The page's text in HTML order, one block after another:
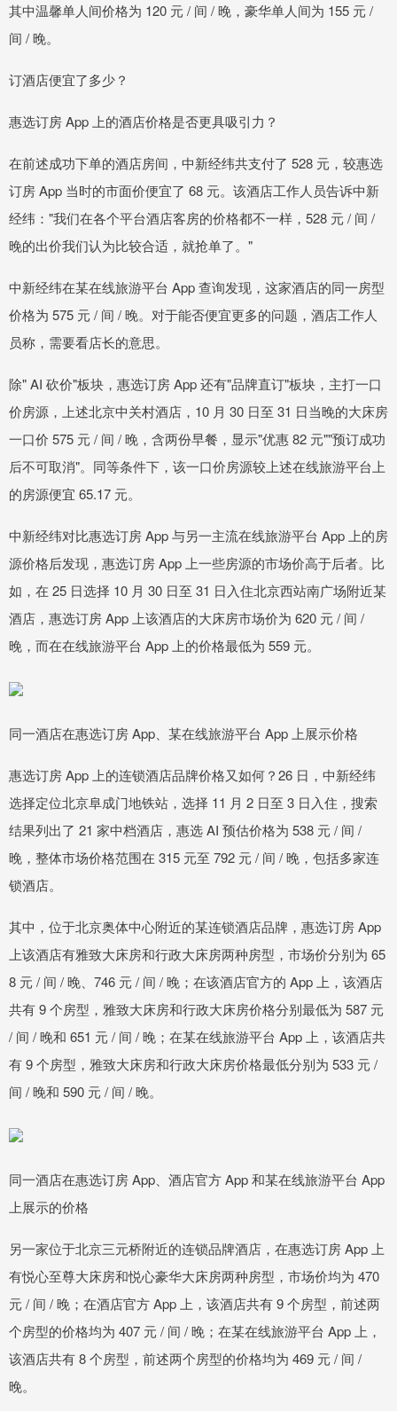
其中温馨单人间价格为 120 元 / 间 / 晚，豪华单人间为 155 元 /
间 / 晚。
订酒店便宜了多少？
惠选订房 App 上的酒店价格是否更具吸引力？
在前述成功下单的酒店房间，中新经纬共支付了 528 元，较惠选
订房 App 当时的市面价便宜了 68 元。该酒店工作人员告诉中新
经纬："我们在各个平台酒店客房的价格都不一样，528 元 / 间 /
晚的出价我们认为比较合适，就抢单了。"
中新经纬在某在线旅游平台 App 查询发现，这家酒店的同一房型
价格为 575 元 / 间 / 晚。对于能否便宜更多的问题，酒店工作人
员称，需要看店长的意思。
除" AI 砍价"板块，惠选订房 App 还有"品牌直订"板块，主打一口
价房源，上述北京中关村酒店，10 月 30 日至 31 日当晚的大床房
一口价 575 元 / 间 / 晚，含两份早餐，显示"优惠 82 元""预订成功
后不可取消"。同等条件下，该一口价房源较上述在线旅游平台上
的房源便宜 65.17 元。
中新经纬对比惠选订房 App 与另一主流在线旅游平台 App 上的房
源价格后发现，惠选订房 App 上一些房源的市场价高于后者。比
如，在 25 日选择 10 月 30 日至 31 日入住北京西站南广场附近某
酒店，惠选订房 App 上该酒店的大床房市场价为 620 元 / 间 /
晚，而在在线旅游平台 App 上的价格最低为 559 元。
同一酒店在惠选订房 App、某在线旅游平台 App 上展示价格
惠选订房 App 上的连锁酒店品牌价格又如何？26 日，中新经纬
选择定位北京阜成门地铁站，选择 11 月 2 日至 3 日入住，搜索
结果列出了 21 家中档酒店，惠选 AI 预估价格为 538 元 / 间 /
晚，整体市场价格范围在 315 元至 792 元 / 间 / 晚，包括多家连
锁酒店。
其中，位于北京奥体中心附近的某连锁酒店品牌，惠选订房 App
上该酒店有雅致大床房和行政大床房两种房型，市场价分别为 65
8 元 / 间 / 晚、746 元 / 间 / 晚；在该酒店官方的 App 上，该酒店
共有 9 个房型，雅致大床房和行政大床房价格分别最低为 587 元
/ 间 / 晚和 651 元 / 间 / 晚；在某在线旅游平台 App 上，该酒店共
有 9 个房型，雅致大床房和行政大床房价格最低分别为 533 元 /
间 / 晚和 590 元 / 间 / 晚。
同一酒店在惠选订房 App、酒店官方 App 和某在线旅游平台 App
上展示的价格
另一家位于北京三元桥附近的连锁品牌酒店，在惠选订房 App 上
有悦心至尊大床房和悦心豪华大床房两种房型，市场价均为 470
元 / 间 / 晚；在酒店官方 App 上，该酒店共有 9 个房型，前述两
个房型的价格均为 407 元 / 间 / 晚；在某在线旅游平台 App 上，
该酒店共有 8 个房型，前述两个房型的价格均为 469 元 / 间 /
晚。